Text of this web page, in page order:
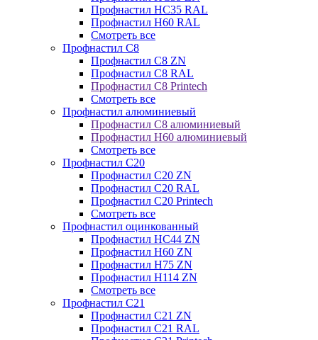
Профнастил НС35 RAL
Профнастил Н60 RAL
Смотреть все
Профнастил C8
Профнастил С8 ZN
Профнастил С8 RAL
Профнастил С8 Printech
Смотреть все
Профнастил алюминиевый
Профнастил С8 алюминиевый
Профнастил Н60 алюминиевый
Смотреть все
Профнастил C20
Профнастил С20 ZN
Профнастил С20 RAL
Профнастил С20 Printech
Смотреть все
Профнастил оцинкованный
Профнастил НС44 ZN
Профнастил Н60 ZN
Профнастил Н75 ZN
Профнастил Н114 ZN
Смотреть все
Профнастил C21
Профнастил С21 ZN
Профнастил С21 RAL